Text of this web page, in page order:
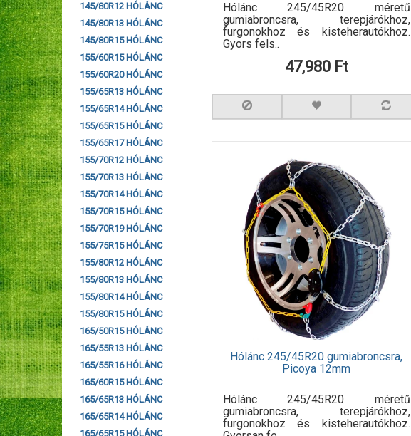
145/80R12 HÓLÁNC
145/80R13 HÓLÁNC
145/80R15 HÓLÁNC
155/60R15 HÓLÁNC
155/60R20 HÓLÁNC
155/65R13 HÓLÁNC
155/65R14 HÓLÁNC
155/65R15 HÓLÁNC
155/65R17 HÓLÁNC
155/70R12 HÓLÁNC
155/70R13 HÓLÁNC
155/70R14 HÓLÁNC
155/70R15 HÓLÁNC
155/70R19 HÓLÁNC
155/75R15 HÓLÁNC
155/80R12 HÓLÁNC
155/80R13 HÓLÁNC
155/80R14 HÓLÁNC
155/80R15 HÓLÁNC
165/50R15 HÓLÁNC
165/55R13 HÓLÁNC
165/55R16 HÓLÁNC
165/60R15 HÓLÁNC
165/65R13 HÓLÁNC
165/65R14 HÓLÁNC
165/65R15 HÓLÁNC
Hólánc 245/45R20 méretű
gumiabroncsra, terepjárókhoz,
furgonokhoz és kisteherautókhoz.
Gyors fels..
47,980 Ft
Hólánc 245/45R20 gumiabroncsra,
Picoya 12mm
Hólánc 245/45R20 méretű
gumiabroncsra, terepjárókhoz,
furgonokhoz és kisteherautókhoz.